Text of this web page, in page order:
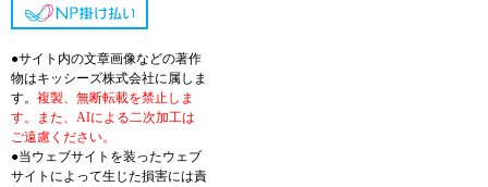
●サイト内の文章画像などの著作
物はキッシーズ株式会社に属しま
す。 複製、無断転載を禁止しま
す。また、AIによる二次加工は
ご遠慮ください。
●当ウェブサイトを装ったウェブ
サイトによって生じた損害には責